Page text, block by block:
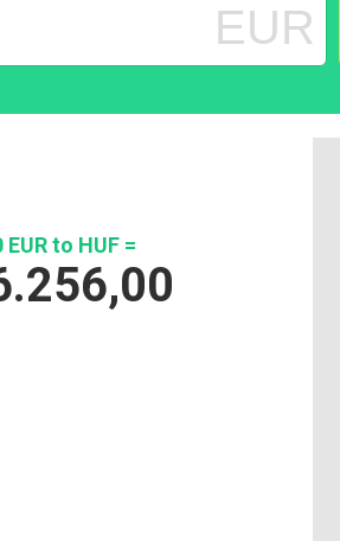
EUR
EUR to HUF =